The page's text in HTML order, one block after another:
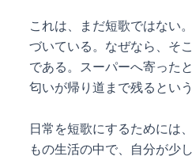
これは、まだ短歌ではない
づいている。なぜなら、そ
である。スーパーへ寄った
匂いが帰り道まで残るとい
日常を短歌にするためには
もの生活の中で、自分が少